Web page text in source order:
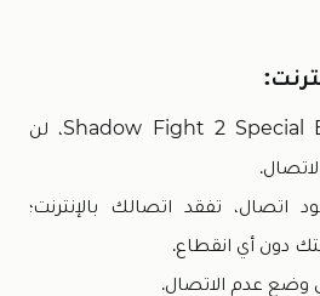
في لعبة Shadow Fight 2 Special Edition، لن
اتصال، تفقد اتصالك بالإنترنت؛
دون أي انقطاع.
عدم الاتصال.